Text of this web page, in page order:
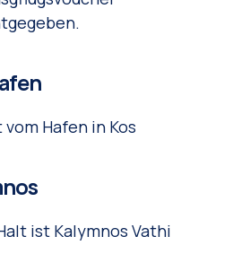
Hafen in Kos
ist Kalymnos Vathi